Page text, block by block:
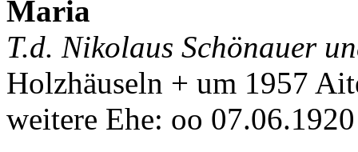
Maria
T.d. Nikolaus Schönauer
Holzhäuseln + um 1957
weitere Ehe: oo